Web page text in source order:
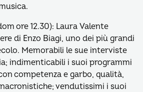
ore 12.30): Laura Valente
di Enzo Biagi, uno dei più grandi
Memorabili le sue interviste
indimenticabili i suoi programmi
competenza e garbo, qualità,
vendutissimi i suoi